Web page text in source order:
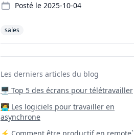
Posté le 2025-10-04
sales
Les derniers articles du blog
🖥️ Top 5 des écrans pour télétravailler
‍🧑‍💻 Les logiciels pour travailler en
asynchrone